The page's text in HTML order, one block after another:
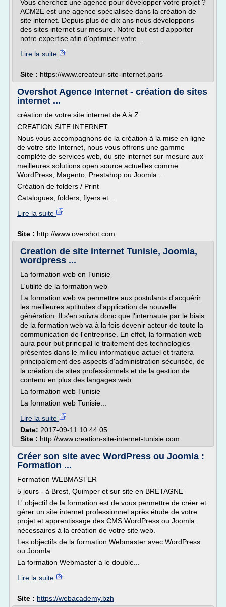
Vous cherchez une agence pour développer votre projet ?
ACM2E est une agence spécialisée dans la création de
site internet. Depuis plus de dix ans nous développons
des sites internet sur mesure. Notre but est d'apporter
notre expertise afin d'optimiser votre...
Lire la suite
Site : https://www.createur-site-internet.paris
Overshot Agence Internet - création de sites
internet ...
création de votre site internet de A à Z
CREATION SITE INTERNET
Nous vous accompagnons de la création à la mise en ligne
de votre site Internet, nous vous offrons une gamme
complète de services web, du site internet sur mesure aux
meilleures solutions open source actuelles comme
WordPress, Magento, Prestahop ou Joomla ...
Création de folders / Print
Catalogues, folders, flyers et...
Lire la suite
Site : http://www.overshot.com
Creation de site internet Tunisie, Joomla,
wordpress ...
La formation web en Tunisie
L'utilité de la formation web
La formation web va permettre aux postulants d'acquérir
les meilleures aptitudes d'application de nouvelle
génération. Il s'en suivra donc que l'internaute par le biais
de la formation web va à la fois devenir acteur de toute la
communication de l'entreprise. En effet, la formation web
aura pour but principal le traitement des technologies
présentes dans le milieu informatique actuel et traitera
principalement des aspects d'administration sécurisée, de
la création de sites professionnels et de la gestion de
contenu en plus des langages web.
La formation web Tunisie
La formation web Tunisie...
Lire la suite
Date: 2017-09-11 10:44:05
Site : http://www.creation-site-internet-tunisie.com
Créer son site avec WordPress ou Joomla :
Formation ...
Formation WEBMASTER
5 jours - à Brest, Quimper et sur site en BRETAGNE
L' objectif de la formation est de vous permettre de créer et
gérer un site internet professionnel après étude de votre
projet et apprentissage des CMS WordPress ou Joomla
nécessaires à la création de votre site web.
Les objectifs de la formation Webmaster avec WordPress
ou Joomla
La formation Webmaster a le double...
Lire la suite
Site : https://webacademy.bzh